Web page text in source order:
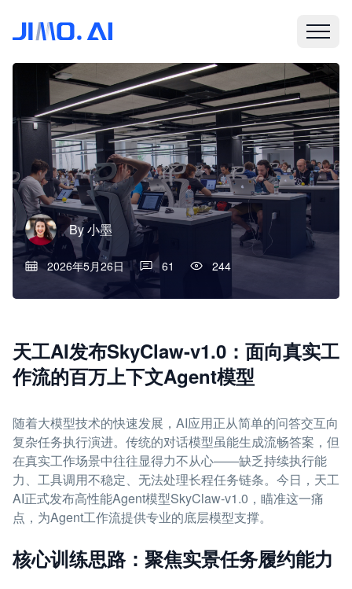
By小墨
2026年5月26日 61 244
天工AI发布SkyClaw-v1.0：面向真实工
作流的百万上下文Agent模型
随着大模型技术的快速发展，AI应用正从简单的问答交互向
复杂任务执行演进。传统的对话模型虽能生成流畅答案，但
在真实工作场景中往往显得力不从心——缺乏持续执行能
力、工具调用不稳定、无法处理长程任务链条。今日，天工
AI正式发布高性能Agent模型SkyClaw-v1.0，瞄准这一痛
点，为Agent工作流提供专业的底层模型支撑。
核心训练思路：聚焦实景任务履约能力